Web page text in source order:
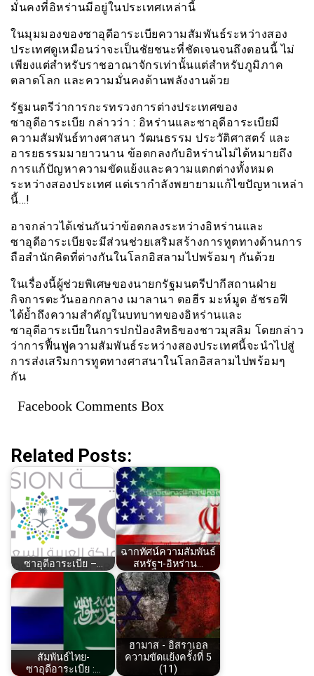
มั่นคงที่อิหร่านมีอยู่ในประเทศเหล่านี้
ในมุมมองของซาอุดีอาระเบียความสัมพันธ์ระหว่างสอง
ประเทศดูเหมือนว่าจะเป็นชัยชนะที่ชัดเจนจนถึงตอนนี้ ไม่
เพียงแต่สำหรับราชอาณาจักรเท่านั้นแต่สำหรับภูมิภาค
ตลาดโลก และความมั่นคงด้านพลังงานด้วย
รัฐมนตรีว่าการกะรทรวงการต่างประเทศของ
ซาอุดีอาระเบีย กล่าวว่า : อิหร่านและซาอุดีอาระเบียมี
ความสัมพันธ์ทางศาสนา วัฒนธรรม ประวัติศาสตร์ และ
อารยธรรมมายาวนาน ข้อตกลงกับอิหร่านไม่ได้หมายถึง
การแก้ปัญหาความขัดแย้งและความแตกต่างทั้งหมด
ระหว่างสองประเทศ แต่เรากำลังพยายามแก้ไขปัญหาเหล่า
นี้…!
อาจกล่าวได้เช่นกันว่าข้อตกลงระหว่างอิหร่านและ
ซาอุดีอาระเบียจะมีส่วนช่วยเสริมสร้างการทูตทางด้านการ
ถือสำนักคิดที่ต่างกันในโลกอิสลามไปพร้อมๆ กันด้วย
ในเรื่องนี้ผู้ช่วยพิเศษของนายกรัฐมนตรีปากีสถานฝ่าย
กิจการตะวันออกกลาง เมาลานา ตอฮีร มะห์มูด อัชรอฟี
ได้ย้ำถึงความสำคัญในบทบาทของอิหร่านและ
ซาอุดีอาระเบียในการปกป้องสิทธิของชาวมุสลิม โดยกล่าว
ว่าการฟื้นฟูความสัมพันธ์ระหว่างสองประเทศนี้จะนำไปสู่
การส่งเสริมการทูตทางศาสนาในโลกอิสลามไปพร้อมๆ
กัน
Facebook Comments Box
Related Posts:
ซาอุดีอาระเบีย –…
ฉากทัศน์ความสัมพันธ์
สหรัฐฯ-อิหร่าน…
สัมพันธ์ไทย-
ซาอุดีอาระเบีย :…
ฮามาส - อิสราเอล
ความขัดแย้งครั้งที่ 5
(11)